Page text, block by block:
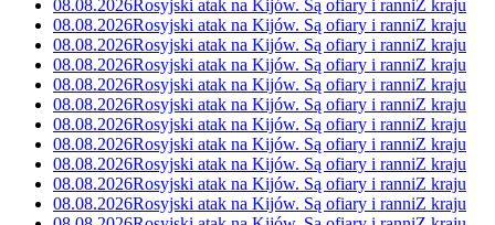
08.08.2026Rosyjski atak na Kijów. Są ofiary i ranniZ kraju
08.08.2026Rosyjski atak na Kijów. Są ofiary i ranniZ kraju
08.08.2026Rosyjski atak na Kijów. Są ofiary i ranniZ kraju
08.08.2026Rosyjski atak na Kijów. Są ofiary i ranniZ kraju
08.08.2026Rosyjski atak na Kijów. Są ofiary i ranniZ kraju
08.08.2026Rosyjski atak na Kijów. Są ofiary i ranniZ kraju
08.08.2026Rosyjski atak na Kijów. Są ofiary i ranniZ kraju
08.08.2026Rosyjski atak na Kijów. Są ofiary i ranniZ kraju
08.08.2026Rosyjski atak na Kijów. Są ofiary i ranniZ kraju
08.08.2026Rosyjski atak na Kijów. Są ofiary i ranniZ kraju
08.08.2026Rosyjski atak na Kijów. Są ofiary i ranniZ kraju